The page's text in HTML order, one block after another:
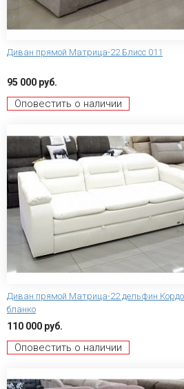
Диван прямой Матрица-22 Блисс 011
95 000 руб.
Оповестить о наличии
Диван прямой Матрица-22 дельфин
бланко
110 000 руб.
Оповестить о наличии